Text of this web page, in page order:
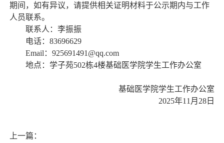
期间，如有异议，请提供相关证明材料于公示期内与工作
人员联系。
联系人：李振振
电话：83696629
Email：925691491@qq.com
地点：学子苑502栋4楼基础医学院学生工作办公室
基础医学院学生工作办公室
2025年11月28日
上一篇：